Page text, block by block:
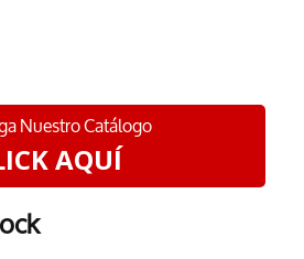
Nuestro Catálogo
AQUÍ